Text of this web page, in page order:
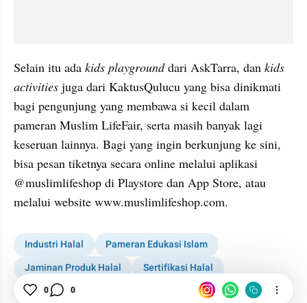
Selain itu ada kids playground dari AskTarra, dan kids
activities juga dari KaktusQulucu yang bisa dinikmati
bagi pengunjung yang membawa si kecil dalam
pameran Muslim LifeFair, serta masih banyak lagi
keseruan lainnya. Bagi yang ingin berkunjung ke sini,
bisa pesan tiketnya secara online melalui aplikasi
@muslimlifeshop di Playstore dan App Store, atau
melalui website www.muslimlifeshop.com.
Industri Halal
Pameran Edukasi Islam
Jaminan Produk Halal
Sertifikasi Halal
Makanan Halal
0 0